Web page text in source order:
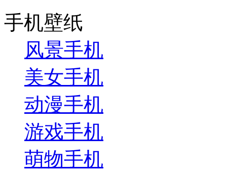
手机壁纸
风景手机
美女手机
动漫手机
游戏手机
萌物手机